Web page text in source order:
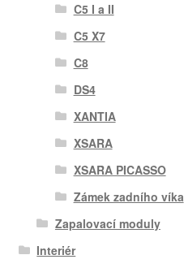
C5 I a II
C5 X7
C8
DS4
XANTIA
XSARA
XSARA PICASSO
Zámek zadního víka
Zapalovací moduly
Interiér